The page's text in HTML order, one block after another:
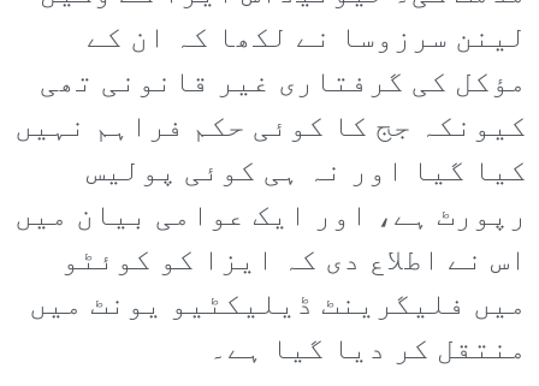
لینن سرزوسا نے لکھا کہ ان کے
مؤکل کی گرفتاری غیر قانونی تھی
کیونکہ جج کا کوئی حکم فراہم نہیں
کیا گیا اور نہ ہی کوئی پولیس
رپورٹ ہے، اور ایک عوامی بیان میں
اس نے اطلاع دی کہ ایزا کو کوئٹو
میں فلیگرینٹ ڈیلیکٹیو یونٹ میں
منتقل کر دیا گیا ہے۔